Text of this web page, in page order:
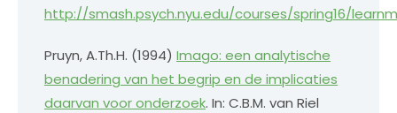
http://smash.psych.nyu.edu/courses/spring16/
Pruyn, A.Th.H. (1994) Imago: een analytische
benadering van het begrip en de implicaties
daarvan voor onderzoek. In: C.B.M. van Riel